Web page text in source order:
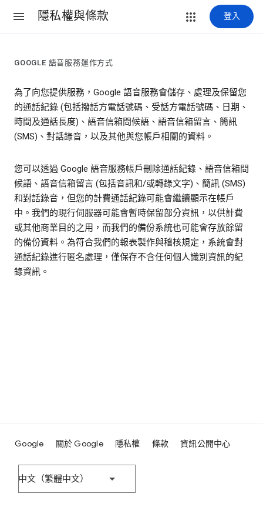
隱私權與條款 登入
GOOGLE 語音服務運作方式
為了向您提供服務，Google 語音服務會儲存、處理及保留您
的通話紀錄 (包括撥話方電話號碼、受話方電話號碼、日期、
時間及通話長度)、語音信箱問候語、語音信箱留言、簡訊
(SMS)、對話錄音，以及其他與您帳戶相關的資料。
您可以透過 Google 語音服務帳戶刪除通話紀錄、語音信箱問
候語、語音信箱留言 (包括音訊和/或轉錄文字)、簡訊 (SMS)
和對話錄音，但您的計費通話紀錄可能會繼續顯示在帳戶
中。我們的現行伺服器可能會暫時保留部分資訊，以供計費
或其他商業目的之用，而我們的備份系統也可能會存放餘留
的備份資料。為符合我們的報表製作與稽核規定，系統會對
通話紀錄進行匿名處理，僅保存不含任何個人識別資訊的紀
錄資訊。
Google 關於 Google 隱私權 條款 資訊公開中心
中文（繁體中文）